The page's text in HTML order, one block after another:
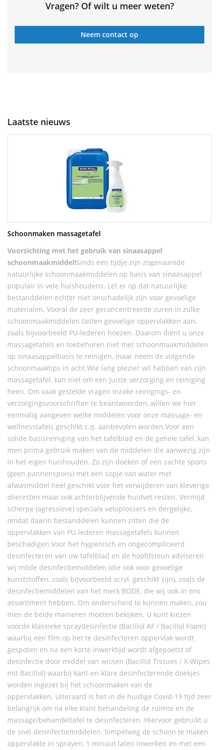
Vragen? Of wilt u meer weten?
Neem contact op
Laatste nieuws
Schoonmaken massagetafel
Voorzichting met het gebruik van sinaasappel
schoonmaakmiddel!Sinds een tijdje zijn zogenaamde
natuurlijke schoonmaakmiddelen op basis van sinaasappel
populair in vele huishoudens. Let er op dat natuurlijke
bestanddelen echter niet onschadelijk zijn voor gevoelige
materialen. Vooral de zeer geconcentreerde zuren in zulke
schoonmaakmiddelen tasten gevoelige oppervlakken aan,
zoals bijvoorbeeld PU-lederen hoezen. Daarom dient u onze
massagetafels en toebehoren niet met schoonmaakmiddelen
op sinaasappelbasis te reinigen, maar neem de volgende
schoonmaaktips in acht.Wie lang plezier wil hebben van zijn
massagetafel, kan niet om een juiste verzorging en reiniging
heen. Om vaak gestelde vragen inzake reinigings- en
verzorgingsvoorschriften te beantwoorden, willen we hier
eenmalig aangeven welke middelen voor onze massage- en
wellnesstafels geschikt c.q. aanbevolen worden.Voor een
solide basisreiniging van het tafelblad en de gehele tafel, kan
men prima gebruik maken van de middelen die aanwezig zijn
in het eigen huishouden. Zo zijn doeken of een zachte spons
(geen pannenspons) met een sopje van water met
afwasmiddel heel geschikt voor het verwijderen van kleverige
olieresten maar ook achterblijvende huidvet resten. Vermijd
scherpe (agressieve) speciale vetoplossers en dergelijke,
omdat daarin bestanddelen kunnen zitten die de
oppervlakken van PU-lederen massagetafels kunnen
beschadigen.Voor het hygiënisch en ongecompliceerd
desinfecteren van uw tafelblad en de hoofdsteun adviseren
wij milde desinfectiemiddelen (die ook voor gevoelige
kunststoffen, zoals bijvoorbeeld acryl, geschikt zijn), zoals de
desinfectiemiddelen van het merk BODE, die wij ook in ons
assortiment hebben. Om onderscheid te kunnen maken, zou
men de beide manieren moeten bekijken. U kunt kiezen
voorde klassieke spraydesinfectie (Bacillol AF / Bacillol Foam)
waarbij een film op het te desinfecteren oppervlak wordt
gespoten en na een korte inwerktijd wordt afgepoetst of
desinfectie door middel van wissen (Bacillol Tissues / X-Wipes
mit Bacillol) waarbij kant-en-klare desinfecterende doekjes
worden ingezet bij het schoonmaken van de
oppervlakken. Uiteraard is het in de huidige Covid-19 tijd zeer
belangrijk om na elke klant behandeling de ruimte en de
massage/behandeltafel te desinfecteren. Hiervoor gebruikt u
de snel desinfectiemiddelen. Simpelweg de schoon te maken
oppervlakte in sprayen, 1 minuut laten inwerken en met een